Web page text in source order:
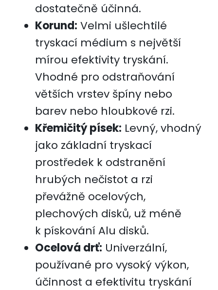
dostatečně účinná.
Korund: Velmi ušlechtilé
tryskací médium s největší
mírou efektivity tryskání.
Vhodné pro odstraňování
větších vrstev špíny nebo
barev nebo hloubkové rzi.
Křemičitý písek: Levný, vhodný
jako základní tryskací
prostředek k odstranění
hrubých nečistot a rzi
převážně ocelových,
plechových disků, už méně
k pískování Alu disků.
Ocelová drť: Univerzální,
používané pro vysoký výkon,
účinnost a efektivitu tryskání